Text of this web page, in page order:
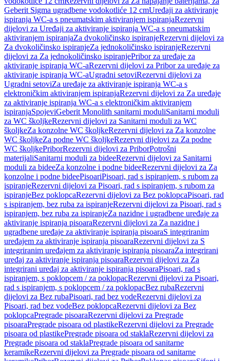
Geberit Sigma ugradbene vodokotliće 12 cmUređaji za aktiviranje
ispiranja WC-a s pneumatskim aktiviranjem ispiranjaRezervni
dijelovi za Uređaji za aktiviranje ispiranja WC-a s pneumatskim
aktiviranjem ispiranjaZa dvokoličinsko ispiranjeRezervni dijelovi za
Za dvokoličinsko ispiranjeZa jednokoličinsko ispiranjeRezervni
dijelovi za Za jednokoličinsko ispiranjePribor za uređaje za
aktiviranje ispiranja WC-aRezervni dijelovi za Pribor za uređaje za
aktiviranje ispiranja WC-aUgradni setoviRezervni dijelovi za
Ugradni setoviZa uređaje za aktiviranje ispiranja WC-a s
elektroničkim aktiviranjem ispiranjaRezervni dijelovi za Za uređaje
za aktiviranje ispiranja WC-a s elektroničkim aktiviranjem
ispiranjaSpojeviGeberit Monolith sanitarni moduliSanitarni moduli
za WC školjkeRezervni dijelovi za Sanitarni moduli za WC
školjkeZa konzolne WC školjkeRezervni dijelovi za Za konzolne
WC školjkeZa podne WC školjkeRezervni dijelovi za Za podne
WC školjkePriborRezervni dijelovi za PriborPotrošni
materijaliSanitarni moduli za bideeRezervni dijelovi za Sanitarni
moduli za bideeZa konzolne i podne bideeRezervni dijelovi za Za
konzolne i podne bideePisoariPisoari, rad s ispiranjem, s rubom za
ispiranjeRezervni dijelovi za Pisoari, rad s ispiranjem, s rubom za
ispiranjeBez poklopcaRezervni dijelovi za Bez poklopcaPisoari, rad
s ispiranjem, bez ruba za ispiranjeRezervni dijelovi za Pisoari, rad s
ispiranjem, bez ruba za ispiranjeZa nazidne i ugradbene uređaje za
aktiviranje ispiranja pisoaraRezervni dijelovi za Za nazidne i
ugradbene uređaje za aktiviranje ispiranja pisoaraS integriranim
uređajem za aktiviranje ispiranja pisoaraRezervni dijelovi za S
integriranim uređajem za aktiviranje ispiranja pisoaraZa integrirani
uređaj za aktiviranje ispiranja pisoaraRezervni dijelovi za Za
integrirani uređaj za aktiviranje ispiranja pisoaraPisoari, rad s
ispiranjem, s poklopcem / za poklopacRezervni dijelovi za Pisoari,
rad s ispiranjem, s poklopcem / za poklopacBez rubaRezervni
dijelovi za Bez rubaPisoari, rad bez vodeRezervni dijelovi za
Pisoari, rad bez vodeBez poklopcaRezervni dijelovi za Bez
poklopcaPregrade pisoaraRezervni dijelovi za Pregrade
pisoaraPregrade pisoara od plastikeRezervni dijelovi za Pregrade
pisoara od plastikePregrade pisoara od staklaRezervni dijelovi za
Pregrade pisoara od staklaPregrade pisoara od sanitarne
keramikeRezervni dijelovi za Pregrade pisoara od sanitarne